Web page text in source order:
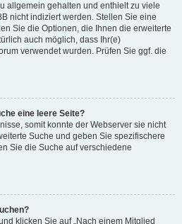
allgemein gehalten und enthielt zu viele
nicht indiziert werden. Stellen Sie eine
Sie die Optionen, die Ihnen die erweiterte
auch möglich, dass Ihr(e)
verwendet wurden. Prüfen Sie ggf. die
eine leere Seite?
somit konnte der Webserver sie nicht
Suche und geben Sie spezifischere
Sie die Suche auf verschiedene
klicken Sie auf „Nach einem Mitglied